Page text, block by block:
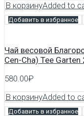
В корзинуAdded to
Добавить в избранное
Чай весовой
Cen-Cha) Tee Garten
580.00₽
В корзинуAdded to
Добавить в избранное